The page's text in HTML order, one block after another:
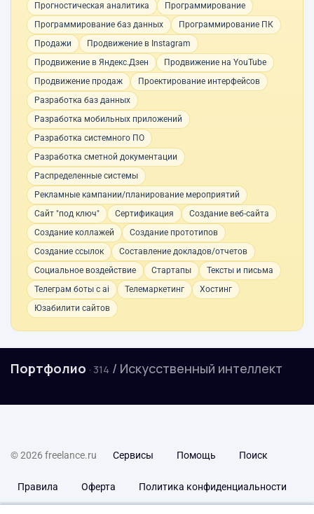
Прогностическая аналитика
Программирование
Программирование баз данных
Программирование ПК
Продажи
Продвижение в Instagram
Продвижение в Яндекс.Дзен
Продвижение на YouTube
Продвижение продаж
Проектирование интерфейсов
Разработка баз данных
Разработка мобильных приложений
Разработка системного ПО
Разработка сметной документации
Распределенные системы
Рекламные кампании/планирование мероприятий
Сайт "под ключ"
Сертификация
Создание веб-сайта
Создание коллажей
Создание прототипов
Создание ссылок
Составление докладов/отчетов
Социальное воздействие
Стартапы
Тексты и письма
Телеграм боты с ai
Телемаркетинг
Хостинг
Юзабилити сайтов
Портфолио · 314 / Искусственный интеллект
© 2026 freelance.ru Сервисы Помощь Поиск
Правила Оферта Политика конфиденциальности